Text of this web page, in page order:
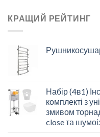
КРАЩИЙ РЕЙТИНГ
Набір (4в1)
комплекті з
змивом
close та